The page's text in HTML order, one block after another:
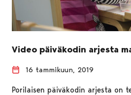
Video päiväkodin arjesta
16 tammikuun, 2019
Porilaisen päiväkodin arjesta on